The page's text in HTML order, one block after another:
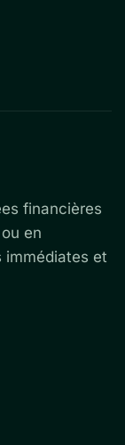
financières
en
immédiates et